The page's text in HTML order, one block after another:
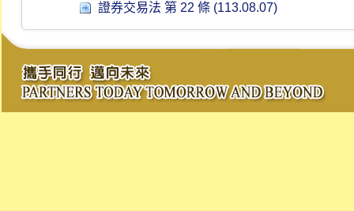
證券交易法 第 22 條 (113.08.07)